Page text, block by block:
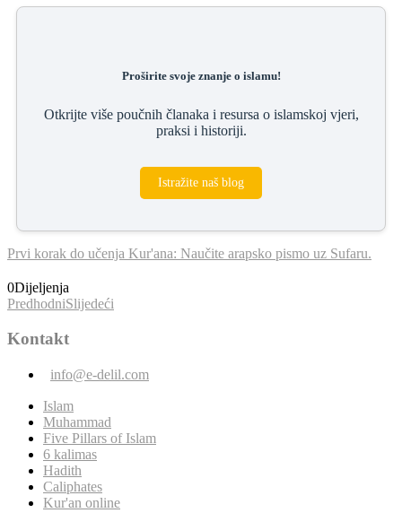
Proširite svoje znanje o islamu!
Otkrijte više poučnih članaka i resursa o islamskoj vjeri,
praksi i historiji.
Istražite naš blog
Prvi korak do učenja Kur'ana: Naučite arapsko pismo uz Sufaru.
0Dijeljenja
PredhodniSlijedeći
Kontakt
info@e-delil.com
Islam
Muhammad
Five Pillars of Islam
6 kalimas
Hadith
Caliphates
Kur'an online